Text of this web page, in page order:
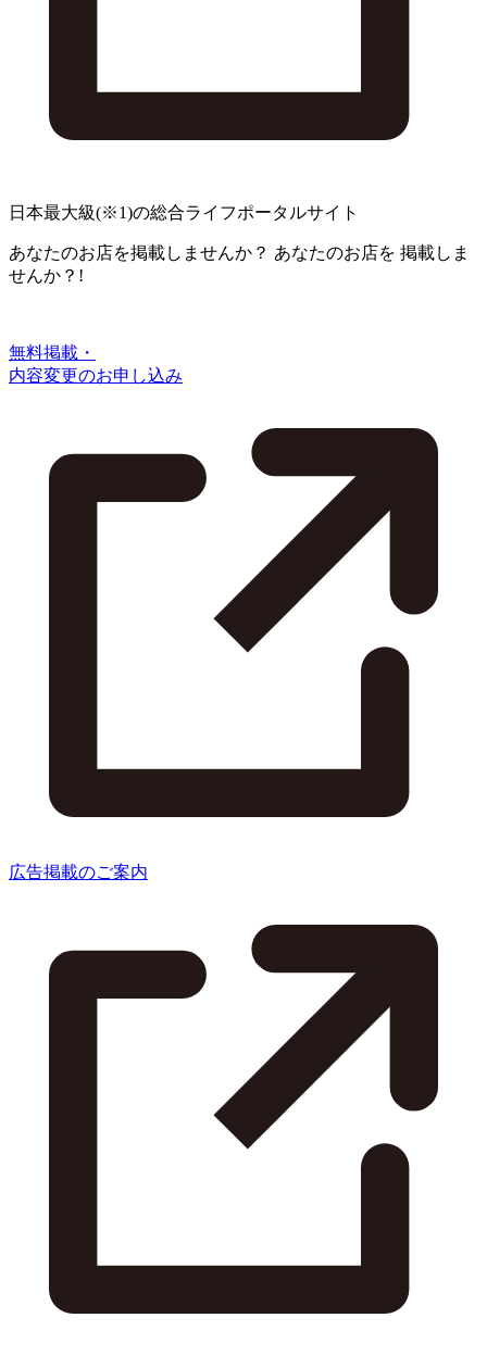
日本最大級(※1)の総合ライフポータルサイト
あなたのお店を掲載しませんか？ あなたのお店を 掲載しま
せんか？!
無料掲載・
内容変更のお申し込み
広告掲載のご案内